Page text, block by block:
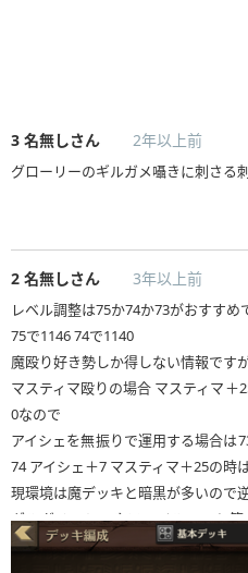
3 名無しさん 2年以上前
グローリーのギルガメ囁きに刺さる
2 名無しさん 3年以上前
レベル調整は75か74か73がおすすめ
75で1146 74で1140
魔殴り好き勢しか得しない情報です
マスティマ殴りの場合 マスティマ＋
0なので
アイシェを無振りで運用する場合は
74 アイシェ＋7 マスティマ＋25の時
現環境は魔デッキと暗黒が多いので
ギルガメッシュやフェイルノート
ります。神補整 闇ATK補整の時にお